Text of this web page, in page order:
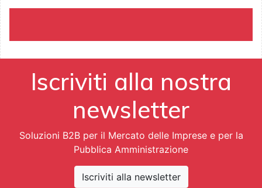
Iscriviti alla nostra
newsletter
Soluzioni B2B per il Mercato delle Imprese e per la
Pubblica Amministrazione
Iscriviti alla newsletter